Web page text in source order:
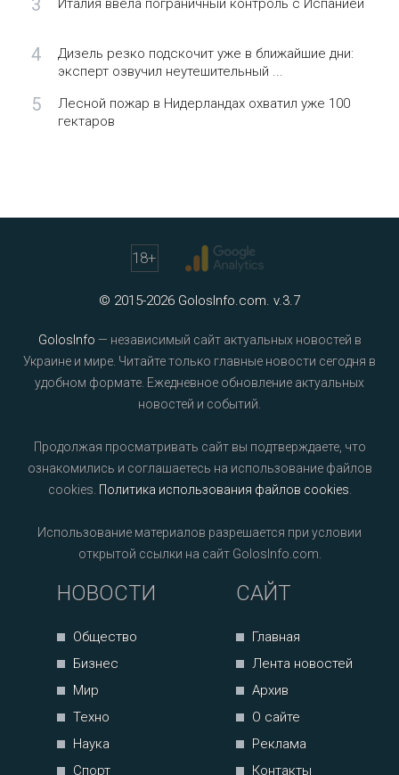
3 Италия ввела пограничный контроль с Испанией
4
Дизель резко подскочит уже в ближайшие дни:
эксперт озвучил неутешительный ...
5
Лесной пожар в Нидерландах охватил уже 100
гектаров
18+
© 2015-2026 GolosInfo.com. v.3.7
GolosInfo — независимый сайт актуальных новостей в
Украине и мире. Читайте только главные новости сегодня в
удобном формате. Ежедневное обновление актуальных
новостей и событий.
Продолжая просматривать сайт вы подтверждаете, что
ознакомились и соглашаетесь на использование файлов
cookies. Политика использования файлов cookies
Использование материалов разрешается при условии
открытой ссылки на сайт GolosInfo.com.
НОВОСТИ
Общество
Бизнес
Мир
Техно
Наука
Спорт
САЙТ
Главная
Лента новостей
Архив
О сайте
Реклама
Контакты